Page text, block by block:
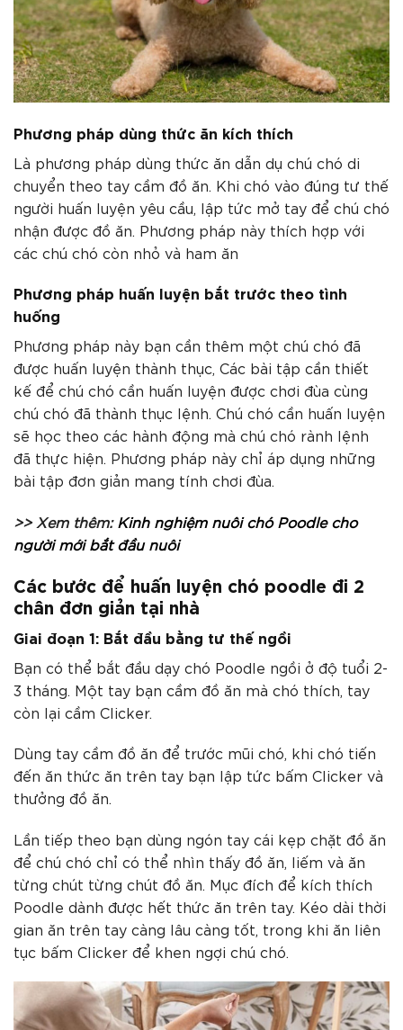
Phương pháp dùng thức ăn kích thích
Là phương pháp dùng thức ăn dẫn dụ chú chó di
chuyển theo tay cầm đồ ăn. Khi chó vào đúng tư thế
người huấn luyện yêu cầu, lập tức mở tay để chú chó
nhận được đồ ăn. Phương pháp này thích hợp với
các chú chó còn nhỏ và ham ăn
Phương pháp huấn luyện bắt trước theo tình
huống
Phương pháp này bạn cần thêm một chú chó đã
được huấn luyện thành thục, Các bài tập cần thiết
kế để chú chó cần huấn luyện được chơi đùa cùng
chú chó đã thành thục lệnh. Chú chó cần huấn luyện
sẽ học theo các hành động mà chú chó rành lệnh
đã thực hiện. Phương pháp này chỉ áp dụng những
bài tập đơn giản mang tính chơi đùa.
>> Xem thêm:Kinh nghiệm nuôi chó Poodle cho
người mới bắt đầu nuôi
Các bước để huấn luyện chó poodle đi 2
chân đơn giản tại nhà
Giai đoạn 1: Bắt đầu bằng tư thế ngồi
Bạn có thể bắt đầu dạy chó Poodle ngồi ở độ tuổi 2-
3 tháng. Một tay bạn cầm đồ ăn mà chó thích, tay
còn lại cầm Clicker.
Dùng tay cầm đồ ăn để trước mũi chó, khi chó tiến
đến ăn thức ăn trên tay bạn lập tức bấm Clicker và
thưởng đồ ăn.
Lần tiếp theo bạn dùng ngón tay cái kẹp chặt đồ ăn
để chú chó chỉ có thể nhìn thấy đồ ăn, liếm và ăn
từng chút từng chút đồ ăn. Mục đích để kích thích
Poodle dành được hết thức ăn trên tay. Kéo dài thời
gian ăn trên tay càng lâu càng tốt, trong khi ăn liên
tục bấm Clicker để khen ngợi chú chó.